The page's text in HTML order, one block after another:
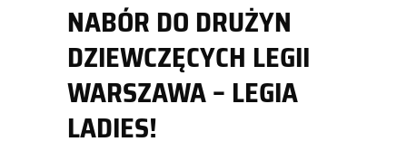
NABÓR DO DRUŻYN
DZIEWCZĘCYCH LEGII
WARSZAWA – LEGIA
LADIES!